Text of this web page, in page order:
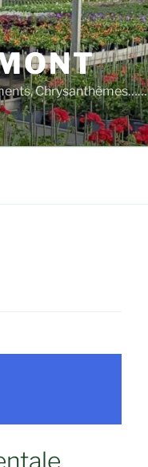
Chrysanthèmes……